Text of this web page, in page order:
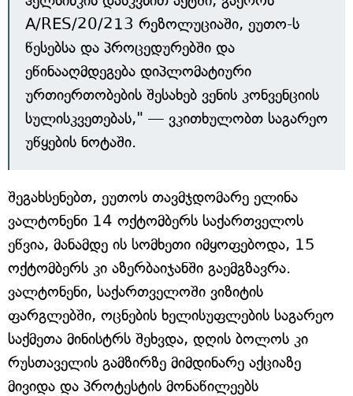
A/RES/20/213 რეზოლუციაში, ეუთო-ს
წესებსა და პროცედურებში და
ეწინააღმდეგება დიპლომატიური
ურთიერთობების შესახებ ვენის კონვენციის
სულისკვეთებას," — ვკითხულობთ საგარეო
უწყების ნოტაში.
შეგახსენებთ, ეუთოს თავმჯდომარე ელინა
ვალტონენი 14 ოქტომბერს საქართველოს
ეწვია, მანამდე ის სომხეთი იმყოფებოდა, 15
ოქტომბერს კი აზერბაიჯანში გაემგზავრა.
ვალტონენი, საქართველოში ვიზიტის
ფარგლებში, ოცნების ხელისუფლების საგარეო
საქმეთა მინისტრს შეხვდა, დღის ბოლოს კი
რუსთაველის გამზირზე მიმდინარე აქციაზე
მივიდა და პროტესტის მონაწილეებს